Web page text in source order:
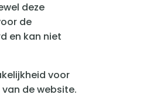
deze
de
en kan niet
voor
de website.